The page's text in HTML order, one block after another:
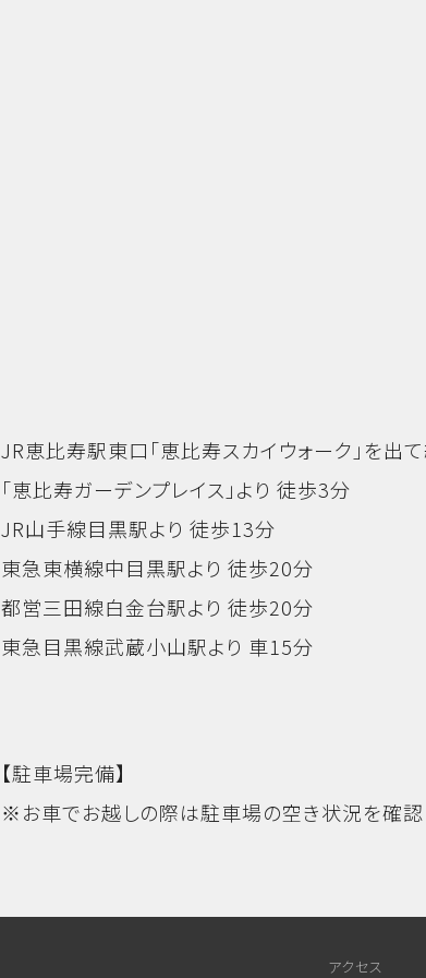
JR恵比寿駅東口「恵比寿スカイウォーク」を出
「恵比寿ガーデンプレイス」より 徒歩3分
JR山手線目黒駅より 徒歩13分
東急東横線中目黒駅より 徒歩20分
都営三田線白金台駅より 徒歩20分
東急目黒線武蔵小山駅より 車15分
【駐車場完備】
※お車でお越しの際は駐車場の空き状況を確認
アクセス